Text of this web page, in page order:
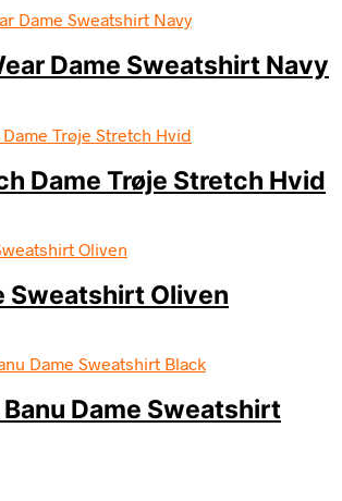
Dame Sweatshirt Navy
Dame Trøje Stretch Hvid
Sweatshirt Oliven
Dame Sweatshirt